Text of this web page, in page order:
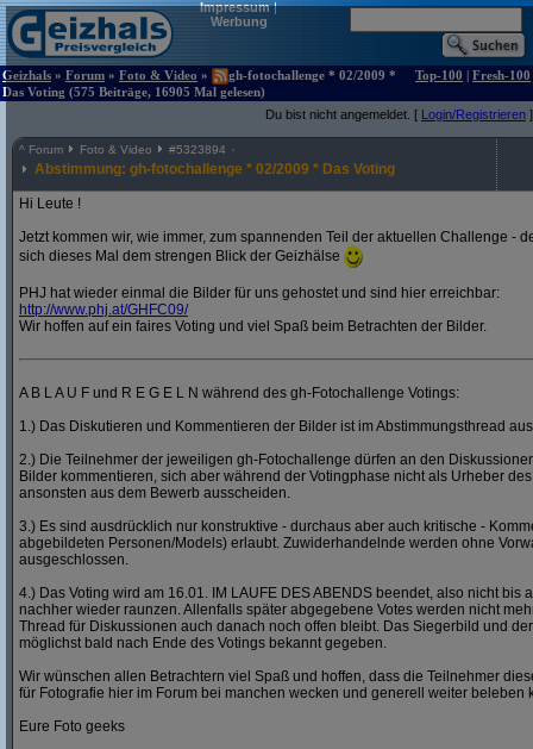
Impressum|
Werbung
Geizhals » Forum » Foto & Video »
gh-fotochallenge * 02/2009 *
Das Voting (575 Beiträge, 16905 Mal gelesen)
Top-100 | Fresh-100
Du bist nicht angemeldet. [ Login/Registrieren ]
^ Forum Foto & Video #5323894
Abstimmung: gh-fotochallenge * 02/2009 * Das Voting
Hi Leute !
Jetzt kommen wir, wie immer, zum spannenden Teil der aktuellen Challenge -
sich dieses Mal dem strengen Blick der Geizhälse
PHJ hat wieder einmal die Bilder für uns gehostet und sind hier erreichbar:
http://www.phj.at/GHFC09/
Wir hoffen auf ein faires Voting und viel Spaß beim Betrachten der Bilder.
A B L A U F und R E G E L N während des gh-Fotochallenge Votings:
1.) Das Diskutieren und Kommentieren der Bilder ist im Abstimmungsthread
2.) Die Teilnehmer der jeweiligen gh-Fotochallenge dürfen an den
Bilder kommentieren, sich aber während der Votingphase nicht als Urheber
ansonsten aus dem Bewerb ausscheiden.
3.) Es sind ausdrücklich nur konstruktive - durchaus aber auch kritische -
abgebildeten Personen/Models) erlaubt. Zuwiderhandelnde werden ohne
ausgeschlossen.
4.) Das Voting wird am 16.01. IM LAUFE DES ABENDS beendet, also nicht bis
nachher wieder raunzen. Allenfalls später abgegebene Votes werden nicht
Thread für Diskussionen auch danach noch offen bleibt. Das Siegerbild und
möglichst bald nach Ende des Votings bekannt gegeben.
Wir wünschen allen Betrachtern viel Spaß und hoffen, dass die Teilnehmer
für Fotografie hier im Forum bei manchen wecken und generell weiter beleben
Eure Foto geeks